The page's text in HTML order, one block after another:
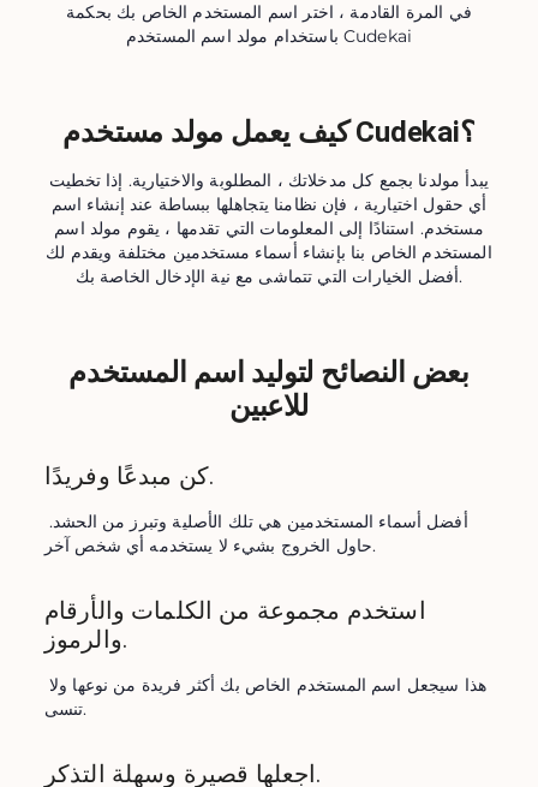
في المرة القادمة ، اختر اسم المستخدم الخاص بك بحكمة
باستخدام مولد اسم المستخدم Cudekai
كيف يعمل مولد مستخدم Cudekai؟
يبدأ مولدنا بجمع كل مدخلاتك ، المطلوبة والاختيارية. إذا تخطيت
أي حقول اختيارية ، فإن نظامنا يتجاهلها ببساطة عند إنشاء اسم
مستخدم. استنادًا إلى المعلومات التي تقدمها ، يقوم مولد اسم
المستخدم الخاص بنا بإنشاء أسماء مستخدمين مختلفة ويقدم لك
أفضل الخيارات التي تتماشى مع نية الإدخال الخاصة بك.
بعض النصائح لتوليد اسم المستخدم
للاعبين
كن مبدعًا وفريدًا.
حاول الخروج بشيء لا يستخدمه أي شخص آخر.
استخدم مجموعة من الكلمات والأرقام
والرموز.
تنسى.
اجعلها قصيرة وسهلة التذكر.